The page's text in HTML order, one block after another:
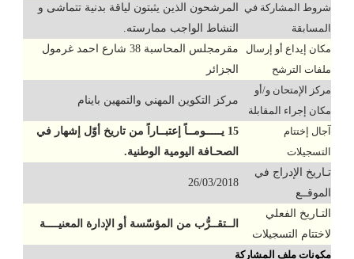
شروط المشاركة في
المسابقة
المرشحون الذين يثبتون لياقة بدنية تتماشى و
النشاط الواجب ممارسته.
مكان إيداع أو إرسال
ملفات الترشح
مقرمجلس المحاسبة 38 شارع احمد غرمول
الجزائر
مركز الإمتحان و/أو
مكان إجراء المقابلة
مركز التكوين المهني والتمهين باينام
آجال إختتام
التسجيلات
15 يـــــومــاً إعتبــاراً من تاريخ أوّل إشهار في
الصحـافة اليومية الوطنية.
تـاريخ الإدراج في
الموقــع
26/03/2018
التـاريخ الفعلي
لاختتام التسجيلات
الــتقــرُّب من المؤسّسة أو الإدارة المعنيــــة
مكونات ملف المشاركة